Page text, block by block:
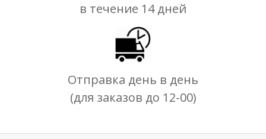
в течение 14 дней
Отправка день в день
(для заказов до 12-00)